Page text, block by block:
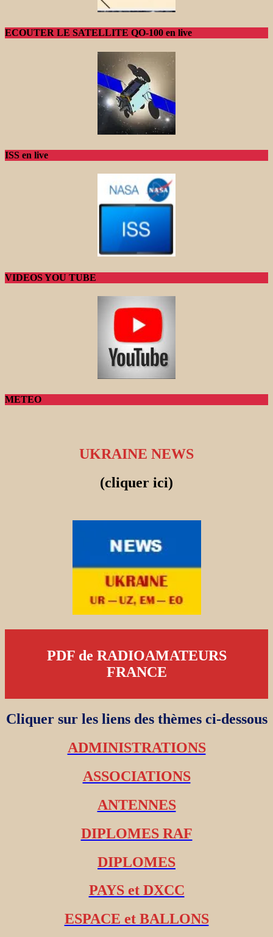
ECOUTER LE SATELLITE QO-100 en live
ISS en live
VIDEOS YOU TUBE
METEO
UKRAINE NEWS
(cliquer ici)
PDF de RADIOAMATEURS
FRANCE
Cliquer sur les liens des thèmes ci-dessous
ADMINISTRATIONS
ASSOCIATIONS
ANTENNES
DIPLOMES RAF
DIPLOMES
PAYS et DXCC
ESPACE et BALLONS